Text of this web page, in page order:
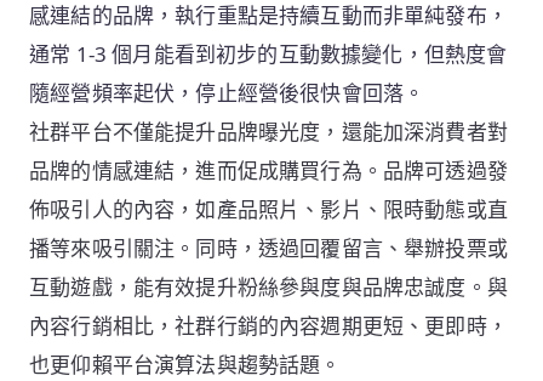
感連結的品牌，執行重點是持續互動而非單純發布，
通常 1-3 個月能看到初步的互動數據變化，但熱度會
隨經營頻率起伏，停止經營後很快會回落。
社群平台不僅能提升品牌曝光度，還能加深消費者對
品牌的情感連結，進而促成購買行為。品牌可透過發
佈吸引人的內容，如產品照片、影片、限時動態或直
播等來吸引關注。同時，透過回覆留言、舉辦投票或
互動遊戲，能有效提升粉絲參與度與品牌忠誠度。與
內容行銷相比，社群行銷的內容週期更短、更即時，
也更仰賴平台演算法與趨勢話題。